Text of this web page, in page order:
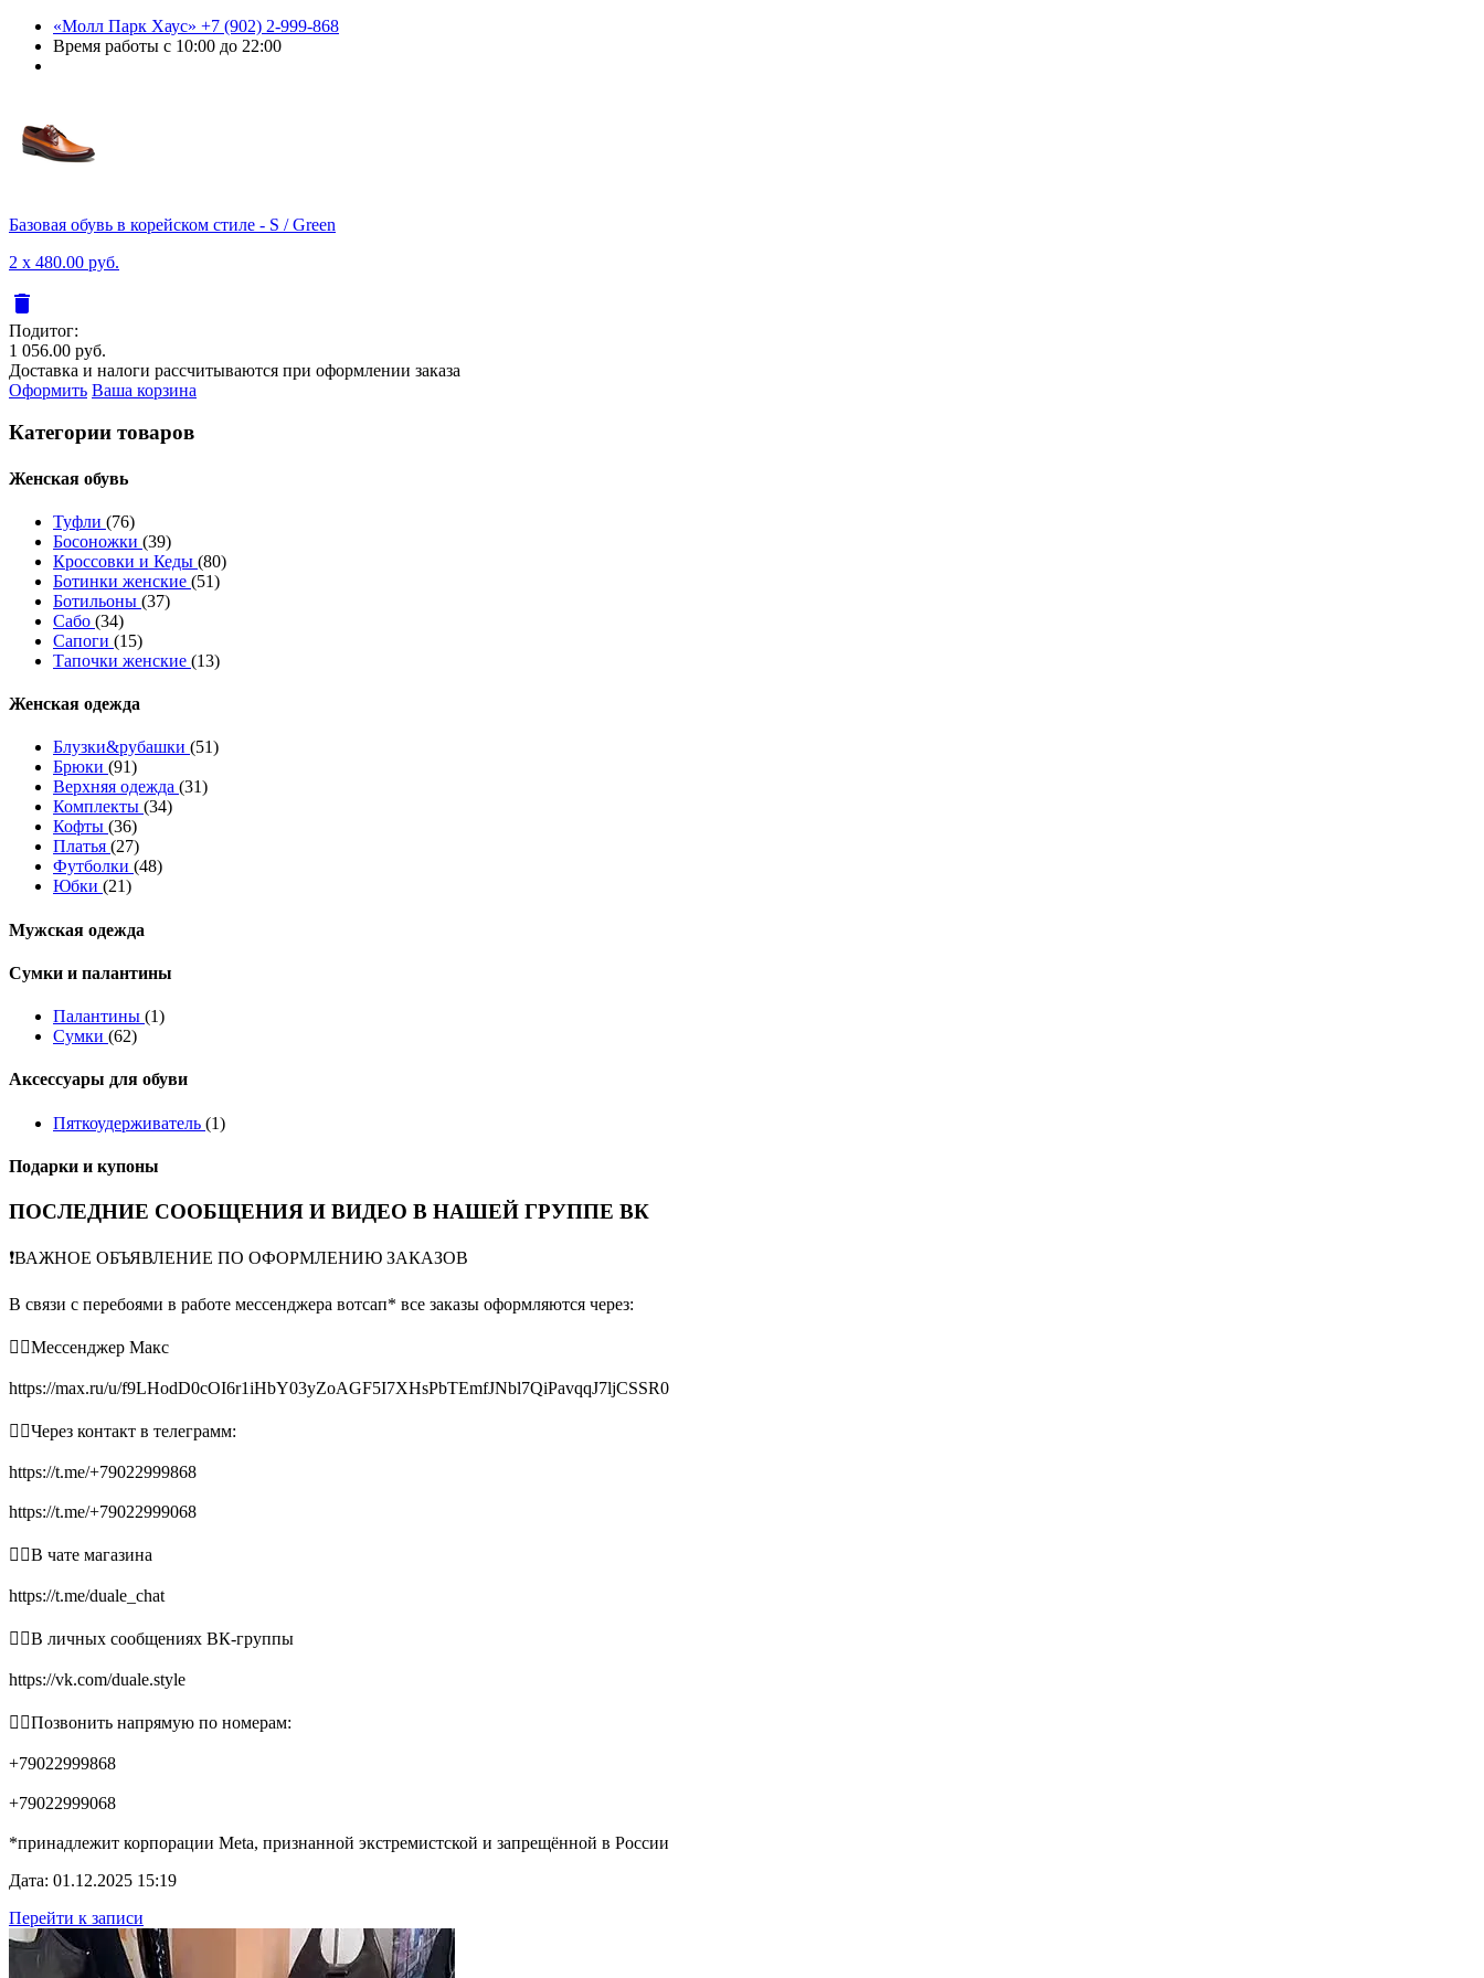
«Молл Парк Хаус» +7 (902) 2-999-868
Время работы с 10:00 до 22:00
Базовая обувь в корейском стиле - S / Green
2 x 480.00 руб.
delete
Подитог:
1 056.00 руб.
Доставка и налоги рассчитываются при оформлении заказа
Оформить Ваша корзина
Категории товаров
Женcкая обувь
Туфли (76)
Босоножки (39)
Кроссовки и Кеды (80)
Ботинки женские (51)
Ботильоны (37)
Сабо (34)
Сапоги (15)
Тапочки женские (13)
Женская одежда
Блузки&рубашки (51)
Брюки (91)
Верхняя одежда (31)
Комплекты (34)
Кофты (36)
Платья (27)
Футболки (48)
Юбки (21)
Мужская одежда
Сумки и палантины
Палантины (1)
Сумки (62)
Аксессуары для обуви
Пяткоудерживатель (1)
Подарки и купоны
ПОСЛЕДНИЕ СООБЩЕНИЯ И ВИДЕО В НАШЕЙ ГРУППЕ ВК
❗️ВАЖНОЕ ОБЪЯВЛЕНИЕ ПО ОФОРМЛЕНИЮ ЗАКАЗОВ
В связи с перебоями в работе мессенджера вотсап* все заказы оформляются через:
👉🏻Мессенджер Макс
https://max.ru/u/f9LHodD0cOI6r1iHbY03yZoAGF5I7XHsPbTEmfJNbl7QiPavqqJ7ljCSSR0
👉🏻Через контакт в телеграмм:
https://t.me/+79022999868
https://t.me/+79022999068
👉🏻В чате магазина
https://t.me/duale_chat
👉🏻В личных сообщениях ВК-группы
https://vk.com/duale.style
👉🏻Позвонить напрямую по номерам:
+79022999868
+79022999068
*принадлежит корпорации Meta, признанной экстремистской и запрещённой в России
Дата: 01.12.2025 15:19
Перейти к записи